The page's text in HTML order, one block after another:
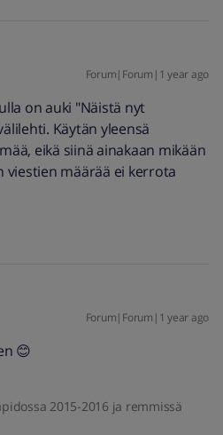
Forum|Forum|1 year ago
on auki "Näistä nyt
Käytän yleensä
eikä siinä ainakaan mikään
määrää ei kerrota
Forum|Forum|1 year ago
😊
2015-2016 ja remmissä